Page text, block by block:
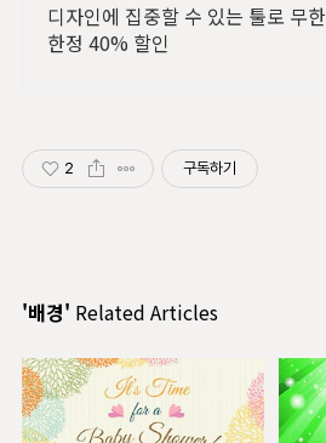
디자인에 집중할 수 있는 툴로 무
한정 40% 할인
2 구독하기
'배경' Related Articles